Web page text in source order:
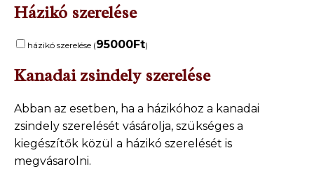
Házikó szerelése
házikó szerelése (95000Ft)
Kanadai zsindely szerelése
Abban az esetben, ha a házikóhoz a kanadai
zsindely szerelését vásárolja, szükséges a
kiegészítők közül a házikó szerelését is
megvásarolni.